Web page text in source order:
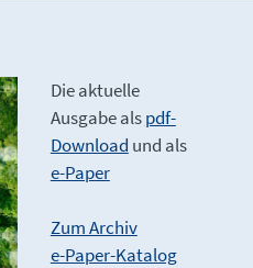
Die aktuelle
Ausgabe alspdf-
Download und als
e-Paper
Zum Archiv
e-Paper-Katalog